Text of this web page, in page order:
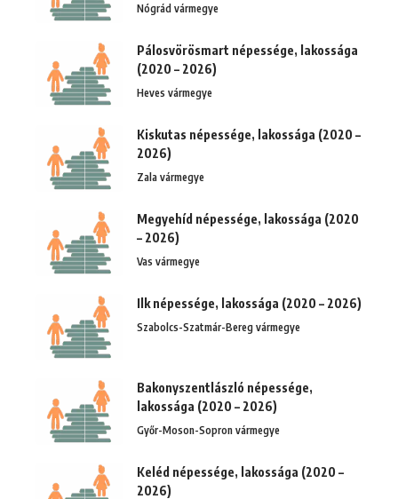
Nógrád vármegye
Pálosvörösmart népessége, lakossága
(2020 – 2026)
Heves vármegye
Kiskutas népessége, lakossága (2020 –
2026)
Zala vármegye
Megyehíd népessége, lakossága (2020
– 2026)
Vas vármegye
Ilk népessége, lakossága (2020 – 2026)
Szabolcs-Szatmár-Bereg vármegye
Bakonyszentlászló népessége,
lakossága (2020 – 2026)
Győr-Moson-Sopron vármegye
Keléd népessége, lakossága (2020 –
2026)